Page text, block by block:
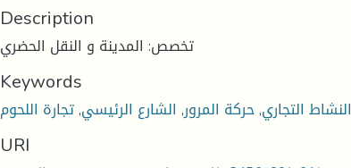
Description
تخصص: المدينة و النقل الحضري
Keywords
النشاط التجاري,حركة المرور, الشارع الرئيسي,تجارة اللحوم
URI